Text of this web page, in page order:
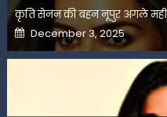
कृति सेनन की बहन नूपुर अगले
Posted
on
December 3, 2025